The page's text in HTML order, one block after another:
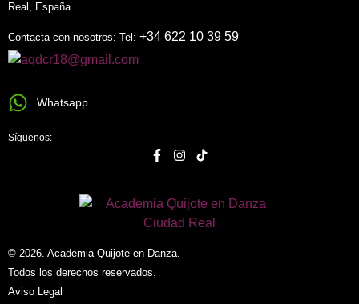
© 2026. Academia Quijote en Danza.
Todos los derechos reservados.
Aviso Legal
Real, España
Contacta con nosotros: Tel: +34 622 10 39 59
Whatsapp
Síguenos: